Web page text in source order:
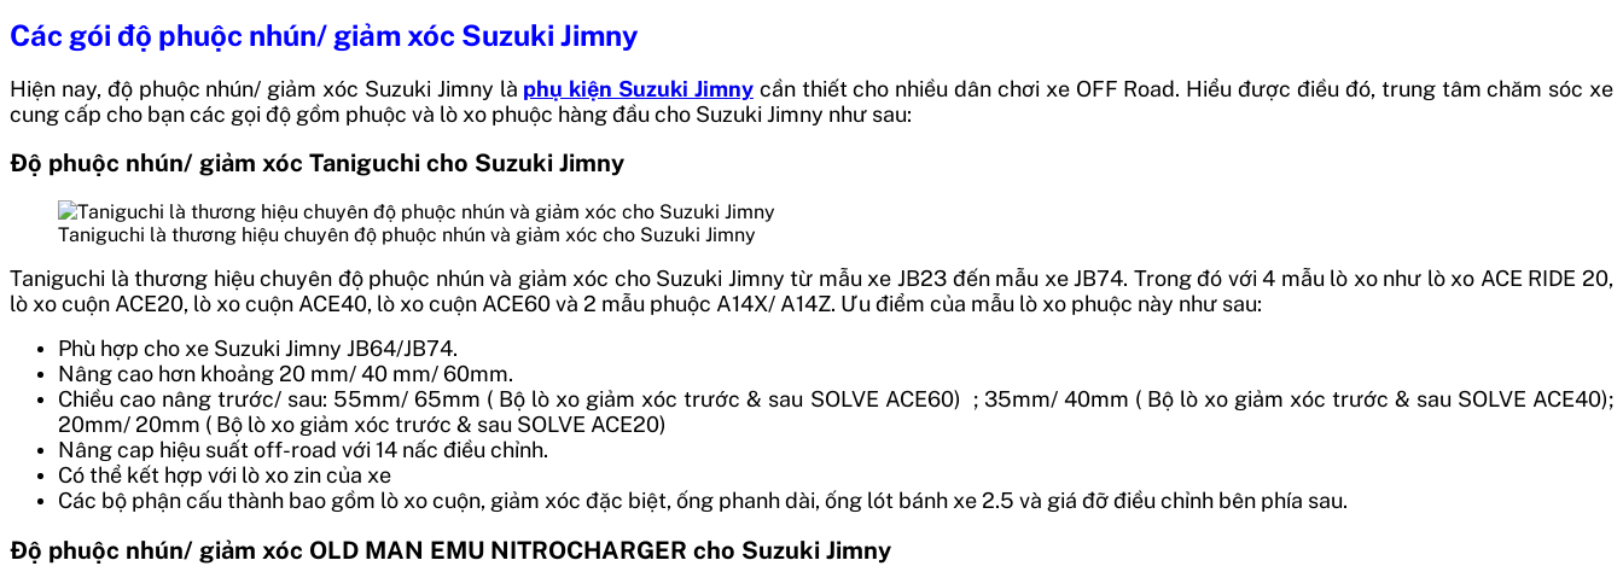
Các gói độ phuộc nhún/ giảm xóc Suzuki Jimny
Hiện nay, độ phuộc nhún/ giảm xóc Suzuki Jimny là phụ kiện Suzuki Jimnycần thiết cho nhiều dân chơi xe OFF Road. Hiểu được điều đó, trung tâm chăm sóc xe
cung cấp cho bạn các gọi độ gồm phuộc và lò xo phuộc hàng đầu cho Suzuki Jimny như sau:
Độ phuộc nhún/ giảm xóc Taniguchi cho Suzuki Jimny
Taniguchi là thương hiệu chuyên độ phuộc nhún và giảm xóc cho Suzuki Jimny
Taniguchi là thương hiệu chuyên độ phuộc nhún và giảm xóc cho Suzuki Jimny từ mẫu xe JB23 đến mẫu xe JB74. Trong đó với 4 mẫu lò xo như lò xo ACE RIDE 20,
lò xo cuộn ACE20, lò xo cuộn ACE40, lò xo cuộn ACE60 và 2 mẫu phuộc A14X/ A14Z. Ưu điểm của mẫu lò xo phuộc này như sau:
Phù hợp cho xe Suzuki Jimny JB64/JB74.
Nâng cao hơn khoảng 20 mm/ 40 mm/ 60mm.
Chiều cao nâng trước/ sau: 55mm/ 65mm ( Bộ lò xo giảm xóc trước & sau SOLVE ACE60) ; 35mm/ 40mm ( Bộ lò xo giảm xóc trước & sau SOLVE ACE40);
20mm/ 20mm ( Bộ lò xo giảm xóc trước & sau SOLVE ACE20)
Nâng cap hiệu suất off-road với 14 nấc điều chỉnh.
Có thể kết hợp với lò xo zin của xe
Các bộ phận cấu thành bao gồm lò xo cuộn, giảm xóc đặc biệt, ống phanh dài, ống lót bánh xe 2.5 và giá đỡ điều chỉnh bên phía sau.
Độ phuộc nhún/ giảm xóc OLD MAN EMU NITROCHARGER cho Suzuki Jimny